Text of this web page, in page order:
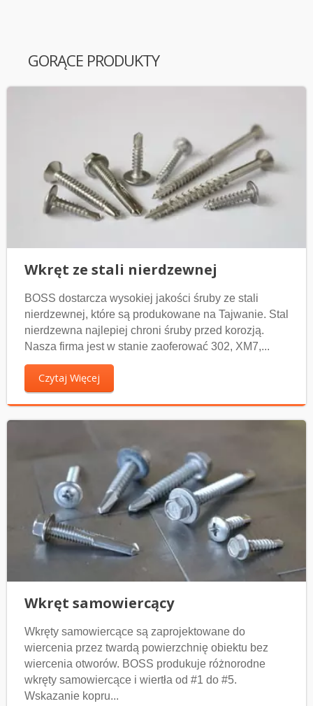
GORĄCE PRODUKTY
Wkręt ze stali nierdzewnej
BOSS dostarcza wysokiej jakości śruby ze stali
nierdzewnej, które są produkowane na Tajwanie. Stal
nierdzewna najlepiej chroni śruby przed korozją.
Nasza firma jest w stanie zaoferować 302, XM7,...
Czytaj Więcej
Wkręt samowiercący
Wkręty samowiercące są zaprojektowane do
wiercenia przez twardą powierzchnię obiektu bez
wiercenia otworów. BOSS produkuje różnorodne
wkręty samowiercące i wiertła od #1 do #5.
Wskazanie kopru...